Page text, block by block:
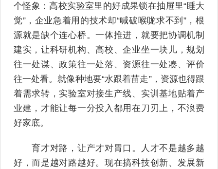
个怪象：高校实验室里的好成果锁在抽屉里“睡大
觉”，企业急着用的技术却“喊破喉咙求不到”，根
源就是缺个连心桥。一体推进，就要把协调机制
建实，让科研机构、高校、企业坐一块儿，规划
往一处谋、政策往一处落、资源往一处凑、评价
往一处看。就像种地要“水跟着苗走”，资源也得跟
着需求转，实验室对接生产线、实训基地贴着产
业建，才能让每一分投入都用在刀刃上，不浪费
好家底。
育才对路，让产才对胃口。人才不是越多越
好，而是越对路越好。现在搞科技创新、发展新